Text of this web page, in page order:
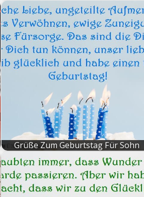
Grüße Zum Geburtstag Für Sohn